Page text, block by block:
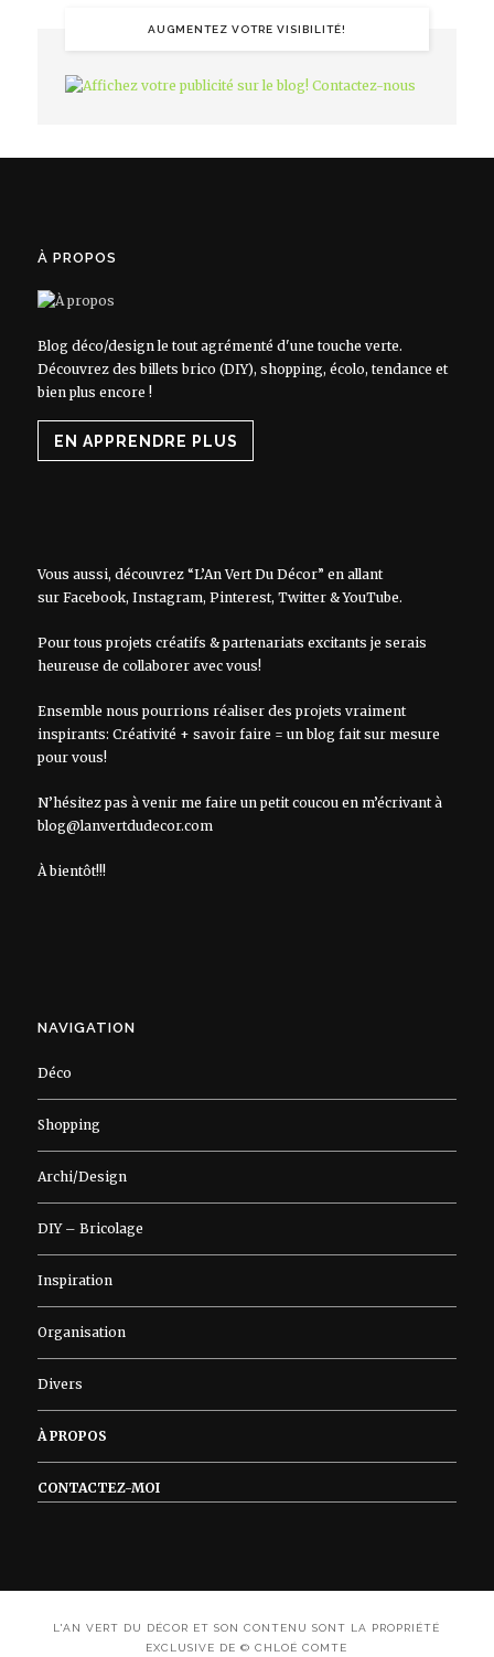
AUGMENTEZ VOTRE VISIBILITÉ!
À PROPOS
Blog déco/design le tout agrémenté d'une touche verte.
Découvrez des billets brico (DIY), shopping, écolo, tendance et
bien plus encore !
EN APPRENDRE PLUS
Vous aussi, découvrez “L’An Vert Du Décor” en allant
sur Facebook, Instagram, Pinterest, Twitter&YouTube.
Pour tous projets créatifs & partenariats excitants je serais
heureuse de collaborer avec vous!
Ensemble nous pourrions réaliser des projets vraiment
inspirants: Créativité + savoir faire = un blog fait sur mesure
pour vous!
N’hésitez pas à venir me faire un petit coucou en m’écrivant à
blog@lanvertdudecor.com
À bientôt!!!
NAVIGATION
Déco
Shopping
Archi/Design
DIY – Bricolage
Inspiration
Organisation
Divers
À PROPOS
CONTACTEZ-MOI
L'AN VERT DU DÉCOR ET SON CONTENU SONT LA PROPRIÉTÉ
EXCLUSIVE DE © CHLOÉ COMTE